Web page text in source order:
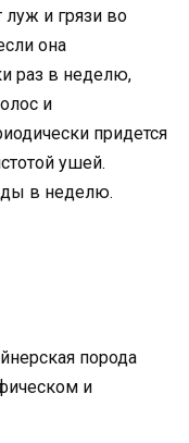
луж и грязи во
она
раз в неделю,
и
придется
ушей.
в неделю.
порода
и